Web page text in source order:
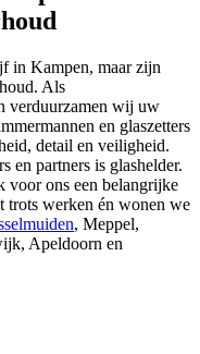
in Kampen, maar zijn
Als
verduurzamen wij uw
en glaszetters
detail en veiligheid.
en partners is glashelder.
voor ons een belangrijke
trots werken én wonen we
, Meppel,
Apeldoorn en